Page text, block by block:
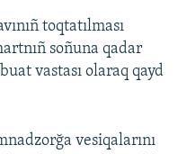
toqtatılması
soñuna qadar
vastası olaraq qayd
vesiqalarını